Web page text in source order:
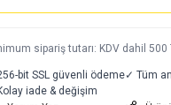
sipariş tutarı: KDV dahil 500
bit SSL güvenli ödeme✓ Tüm
iade & değişim